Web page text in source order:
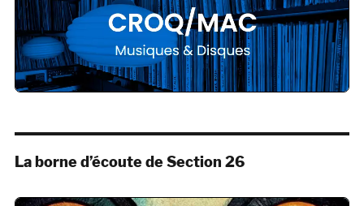
La borne d’écoute de Section 26